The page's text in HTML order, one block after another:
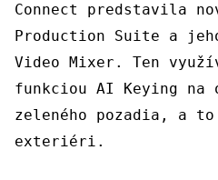
Connect predstavila
Production Suite a
Video Mixer. Ten
funkciou AI Keying na
zeleného pozadia, a
exteriéri.